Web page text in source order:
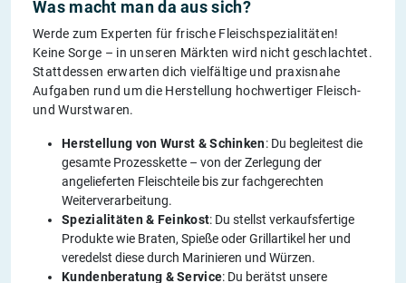
Was macht man da aus sich?
Werde zum Experten für frische Fleischspezialitäten!
Keine Sorge – in unseren Märkten wird nicht geschlachtet.
Stattdessen erwarten dich vielfältige und praxisnahe
Aufgaben rund um die Herstellung hochwertiger Fleisch-
und Wurstwaren.
Herstellung von Wurst & Schinken: Du begleitest die
gesamte Prozesskette – von der Zerlegung der
angelieferten Fleischteile bis zur fachgerechten
Weiterverarbeitung.
Spezialitäten & Feinkost: Du stellst verkaufsfertige
Produkte wie Braten, Spieße oder Grillartikel her und
veredelst diese durch Marinieren und Würzen.
Kundenberatung & Service: Du berätst unsere